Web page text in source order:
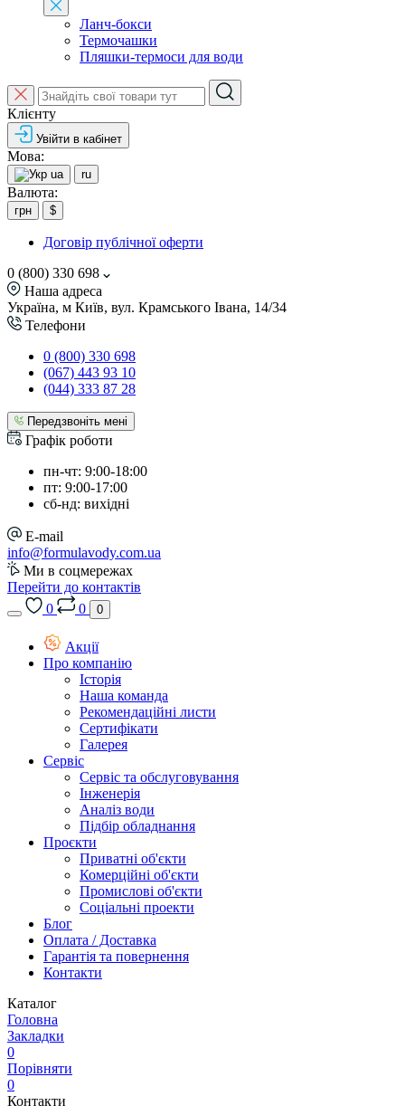
Ланч-бокси
Термочашки
Пляшки-термоси для води
Клієнту
Увійти в кабінет
Мова:
ua ru
Валюта:
грн $
Договір публічної оферти
0 (800) 330 698
Наша адреса
Україна, м Київ, вул. Крамського Івана, 14/34
Телефони
0 (800) 330 698
(067) 443 93 10
(044) 333 87 28
Передзвоніть мені
Графік роботи
пн-чт: 9:00-18:00
пт: 9:00-17:00
сб-нд: вихідні
E-mail
info@formulavody.com.ua
Ми в соцмережах
Перейти до контактів
0
0 0
Акції
Про компанію
Історія
Наша команда
Рекомендаційні листи
Сертифікати
Галерея
Сервіс
Сервіс та обслуговування
Інженерія
Аналіз води
Підбір обладнання
Проєкти
Приватні об'єкти
Комерційні об'єкти
Промислові об'єкти
Соціальні проекти
Блог
Оплата / Доставка
Гарантія та повернення
Контакти
Каталог
Головна
Закладки
0
Порівняти
0
Контакти